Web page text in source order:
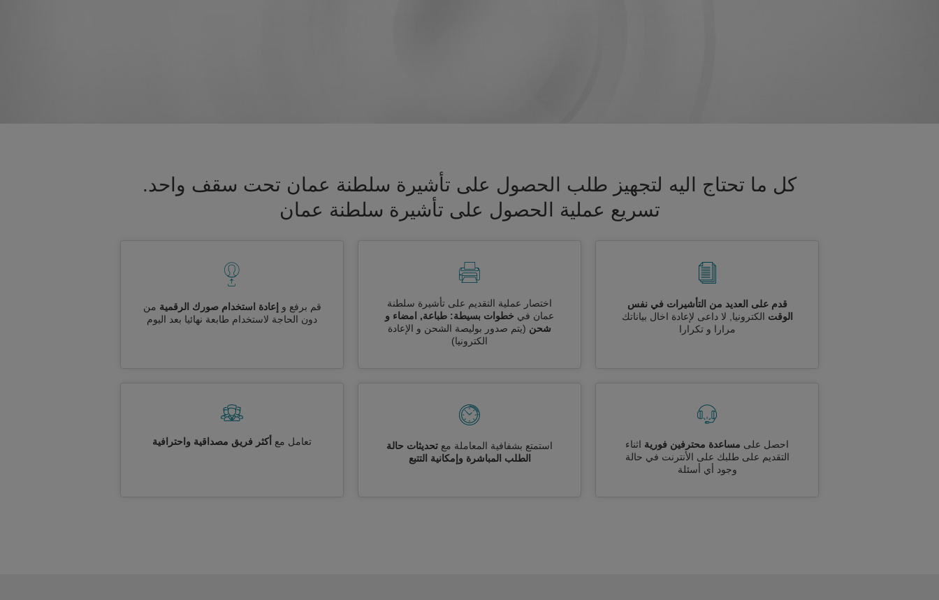
كل ما تحتاج اليه لتجهيز طلب الحصول على تأشيرة سلطنة عمان تحت سقف واحد.
تسريع عملية الحصول على تأشيرة سلطنة عمان
قدم على العديد من التأشيرات في نفس
الوقت الكترونيا, لا داعى لإعادة اخال بياناتك
مرارا و تكرارا
اختصار عملية التقديم على تأشيرة سلطنة
عمان في خطوات بسيطة: طباعة, امضاء و
شحن (يتم صدور بوليصة الشحن و الإعادة
الكترونيا)
قم برفع و إعادة استخدام صورك الرقمية من
دون الحاجة لاستخدام طابعة نهائيا بعد اليوم
احصل على مساعدة محترفين فورية اثناء
التقديم على طلبك على الأنترنت في حالة
وجود أي أسئلة
استمتع بشفافية المعاملة مع تحديثات حالة
الطلب المباشرة وإمكانية التتبع
تعامل مع أكثر فريق مصداقية واحترافية